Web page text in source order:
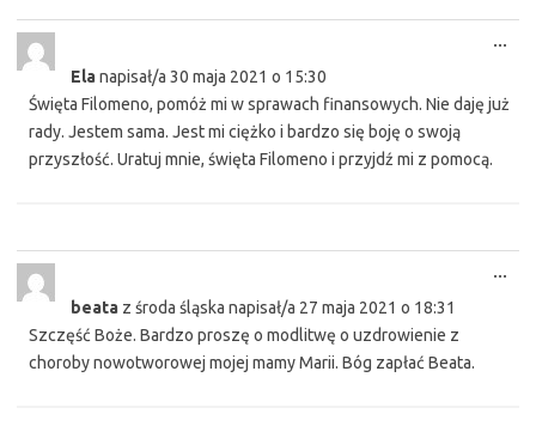
Elanapisał/a 30 maja 2021 o 15:30
Święta Filomeno, pomóż mi w sprawach finansowych. Nie daję już
rady. Jestem sama. Jest mi ciężko i bardzo się boję o swoją
przyszłość. Uratuj mnie, święta Filomeno i przyjdź mi z pomocą.
...
beata z środa śląska napisał/a 27 maja 2021 o 18:31
Szczęść Boże. Bardzo proszę o modlitwę o uzdrowienie z
choroby nowotworowej mojej mamy Marii. Bóg zapłać Beata.
...